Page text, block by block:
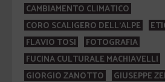
CAMBIAMENTO CLIMATICO
CORO SCALIGERO DELL'ALPE
FLAVIO TOSI
FOTOGRAFIA
FUCINA CULTURALE MACHIAVELLI
GIORGIO ZANOTTO
GIUSEPPE